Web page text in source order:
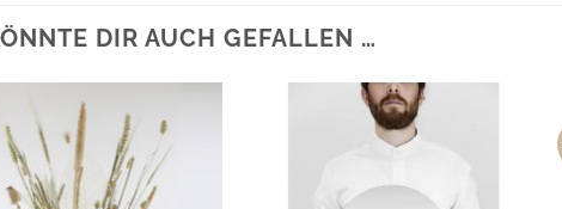
DIR AUCH GEFALLEN …